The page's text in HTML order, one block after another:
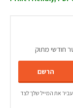
חודשי מתוק
את המייל שלך לצד